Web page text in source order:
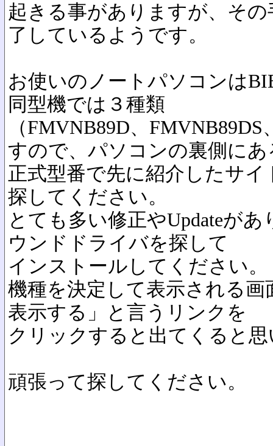
起きる事がありますが、そ
了しているようです。
お使いのノートパソコンは
同型機では３種類
（FMVNB89D、
すので、パソコンの裏側にあ
正式型番で先に紹介したサ
探してください。
とても多い修正やUpdateが
ウンドドライバを探して
インストールしてください。
機種を決定して表示される
表示する」と言うリンクを
クリックすると出てくると
頑張って探してください。